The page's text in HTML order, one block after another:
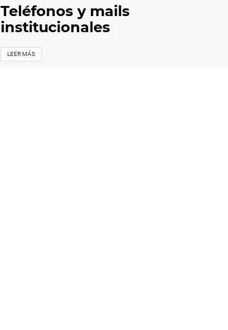
Teléfonos y mails
institucionales
LEER MÁS